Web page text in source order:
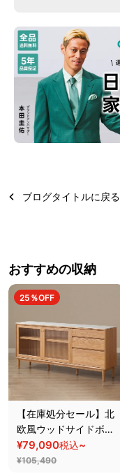
ブログタイトルに戻る
おすすめの収納
25％OFF
【在庫処分セール】北
欧風ウッドサイドボー
ド
¥79,090税込~
¥105,490